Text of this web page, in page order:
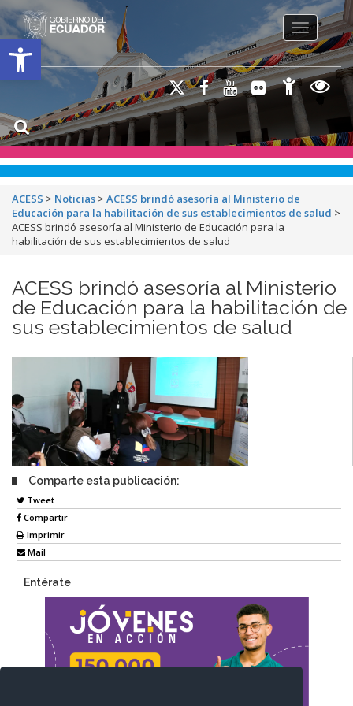
Open toolbar
Toggle
ACESS > Noticias > ACESS brindó asesoría al Ministerio de
Educación para la habilitación de sus establecimientos de salud >
ACESS brindó asesoría al Ministerio de Educación para la
habilitación de sus establecimientos de salud
ACESS brindó asesoría al Ministerio
de Educación para la habilitación de
sus establecimientos de salud
Comparte esta publicación:
Tweet
Compartir
Imprimir
Mail
Entérate